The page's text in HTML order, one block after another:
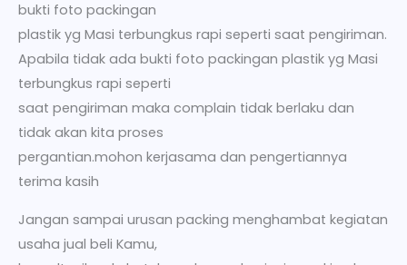
bukti foto packingan
plastik yg Masi terbungkus rapi seperti saat pengiriman.
Apabila tidak ada bukti foto packingan plastik yg Masi
terbungkus rapi seperti
saat pengiriman maka complain tidak berlaku dan
tidak akan kita proses
pergantian.mohon kerjasama dan pengertiannya
terima kasih
Jangan sampai urusan packing menghambat kegiatan
usaha jual beli Kamu,